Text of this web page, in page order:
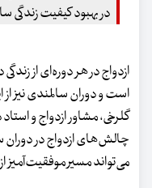
در بهبود کیفیت زندگی
ازدواج در هر دوره‌ای از
است و دوران سالمندی نیز
گلرخی، مشاور ازدواج و
چالش‌های ازدواج در دوران
می‌تواند مسیر موفقیت‌آمیز